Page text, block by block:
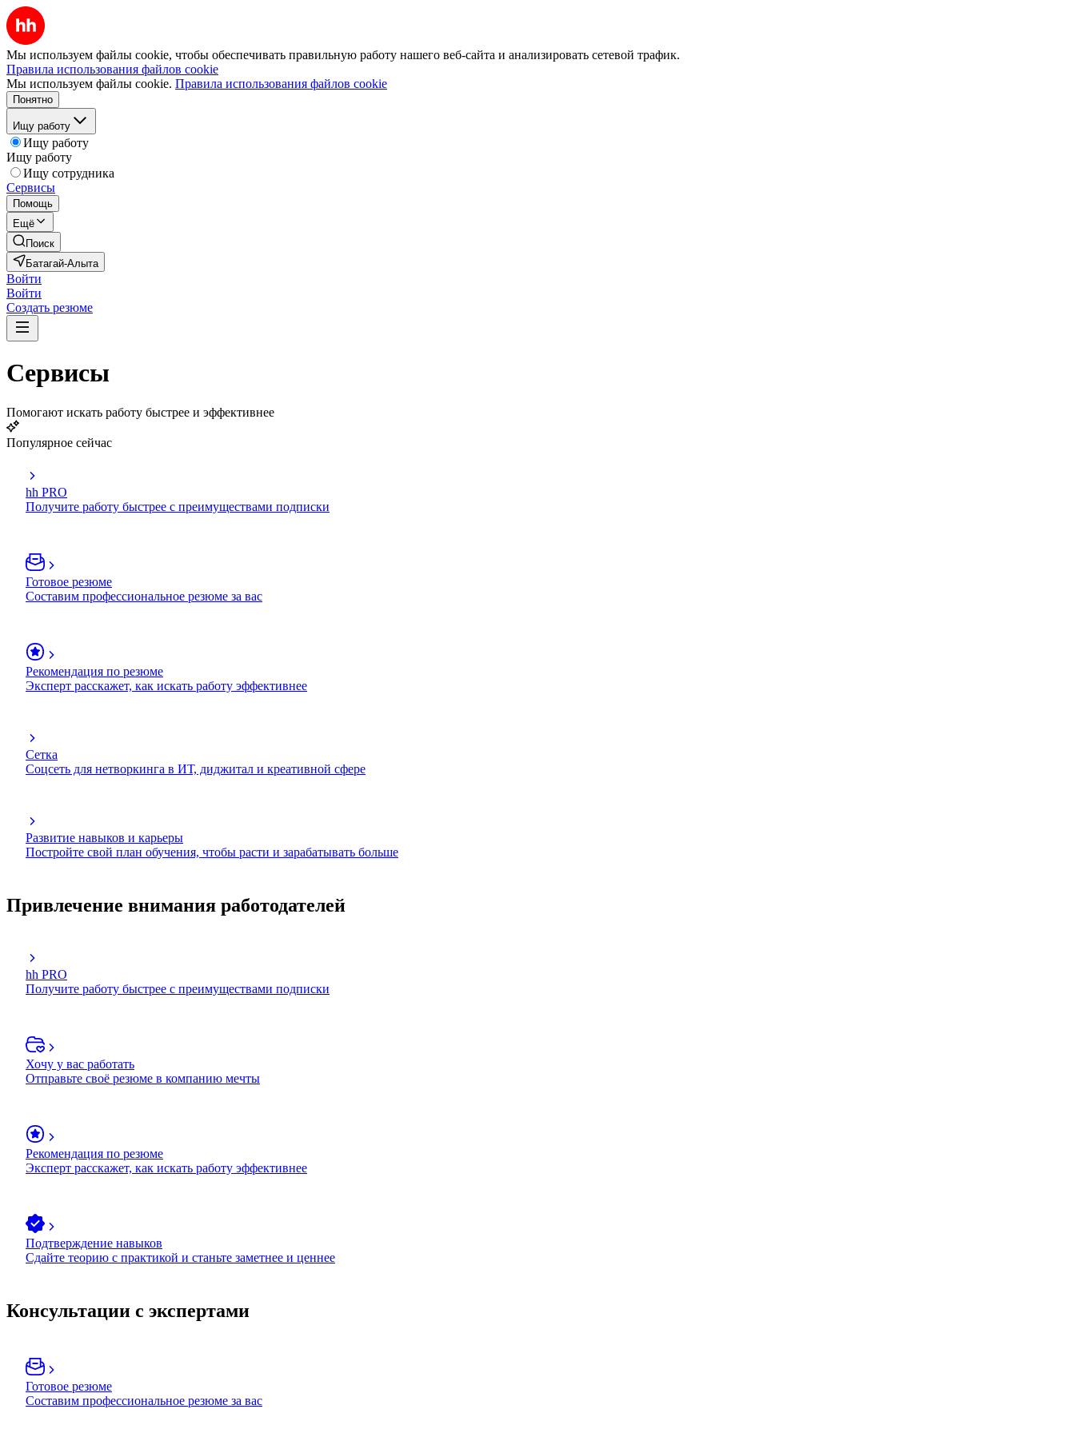
Мы используем файлы cookie, чтобы обеспечивать правильную работу нашего веб-сайта и анализировать сетевой трафик.
Правила использования файлов cookie
Мы используем файлы cookie. Правила использования файлов cookie
Понятно
Ищу работу
Ищу работу
Ищу работу
Ищу сотрудника
Сервисы
Помощь
Ещё
Поиск
Батагай-Алыта
Войти
Войти
Создать резюме
Сервисы
Помогают искать работу быстрее и эффективнее
Популярное сейчас
hh PRO
Получите работу быстрее с преимуществами подписки
Готовое резюме
Составим профессиональное резюме за вас
Рекомендация по резюме
Эксперт расскажет, как искать работу эффективнее
Сетка
Соцсеть для нетворкинга в ИТ, диджитал и креативной сфере
Развитие навыков и карьеры
Постройте свой план обучения, чтобы расти и зарабатывать больше
Привлечение внимания работодателей
hh PRO
Получите работу быстрее с преимуществами подписки
Хочу у вас работать
Отправьте своё резюме в компанию мечты
Рекомендация по резюме
Эксперт расскажет, как искать работу эффективнее
Подтверждение навыков
Сдайте теорию с практикой и станьте заметнее и ценнее
Консультации с экспертами
Готовое резюме
Составим профессиональное резюме за вас